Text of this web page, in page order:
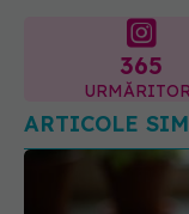
365
ARTICOLE